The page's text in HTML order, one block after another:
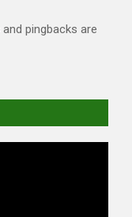
and pingbacks are